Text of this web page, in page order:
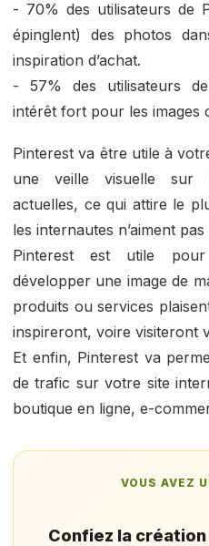
- 70% des utilisateurs de
épinglent) des photos
inspiration d’achat.
- 57% des utilisateurs
intérêt fort pour les images
Pinterest va être utile à
une veille visuelle sur
actuelles, ce qui attire le
les internautes n’aiment pas
Pinterest est utile
développer une image de
produits ou services
inspireront, voire visiteront
Et enfin, Pinterest va
de trafic sur votre site
boutique en ligne, e-
VOUS AVEZ
Confiez la